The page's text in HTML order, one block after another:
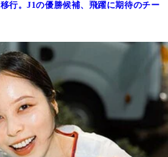
行。J1の優勝候補、飛躍に期待のチー